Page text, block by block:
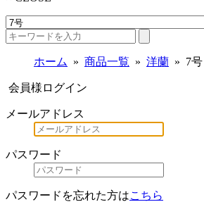
ホーム 商品一覧 洋蘭 7号
会員様ログイン
メールアドレス
パスワード
パスワードを忘れた方はこちら